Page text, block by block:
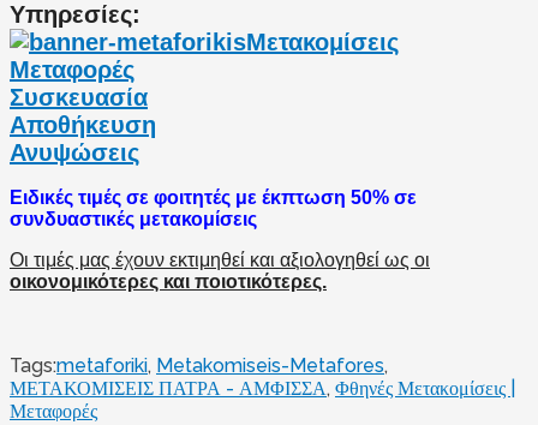
Υπηρεσίες:
Μετακομίσεις
Μεταφορές
Συσκευασία
Αποθήκευση
Ανυψώσεις
Ειδικές τιμές σε φοιτητές με έκπτωση 50% σε
συνδυαστικές μετακομίσεις
Οι τιμές μας έχουν εκτιμηθεί και αξιολογηθεί ως οι
οικονομικότερες και ποιοτικότερες.
Tags:metaforiki, Metakomiseis-Metafores,
ΜΕΤΑΚΟΜΙΣΕΙΣ ΠΑΤΡΑ - ΑΜΦΙΣΣΑ, Φθηνές Μετακομίσεις |
Μεταφορές